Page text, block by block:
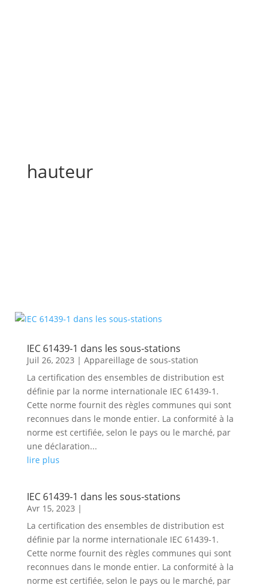
hauteur
IEC 61439-1 dans les sous-stations
Juil 26, 2023 | Appareillage de sous-station
La certification des ensembles de distribution est
définie par la norme internationale IEC 61439-1.
Cette norme fournit des règles communes qui sont
reconnues dans le monde entier. La conformité à la
norme est certifiée, selon le pays ou le marché, par
une déclaration...
lire plus
IEC 61439-1 dans les sous-stations
Avr 15, 2023 |
La certification des ensembles de distribution est
définie par la norme internationale IEC 61439-1.
Cette norme fournit des règles communes qui sont
reconnues dans le monde entier. La conformité à la
norme est certifiée, selon le pays ou le marché, par